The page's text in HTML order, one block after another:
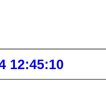
12:45:10